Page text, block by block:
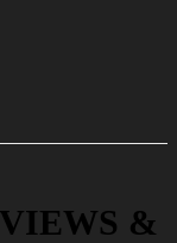
&